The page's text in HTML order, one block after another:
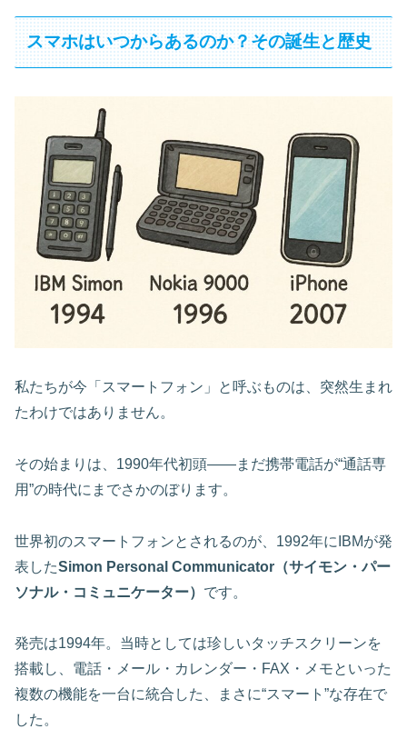
スマホはいつからあるのか？その誕生と歴史
私たちが今「スマートフォン」と呼ぶものは、突然生まれ
たわけではありません。
その始まりは、1990年代初頭――まだ携帯電話が“通話専
用”の時代にまでさかのぼります。
世界初のスマートフォンとされるのが、1992年にIBMが発
表したSimon Personal Communicator（サイモン・パー
ソナル・コミュニケーター） です。
発売は1994年。当時としては珍しいタッチスクリーンを
搭載し、電話・メール・カレンダー・FAX・メモといった
複数の機能を一台に統合した、まさに“スマート”な存在で
した。